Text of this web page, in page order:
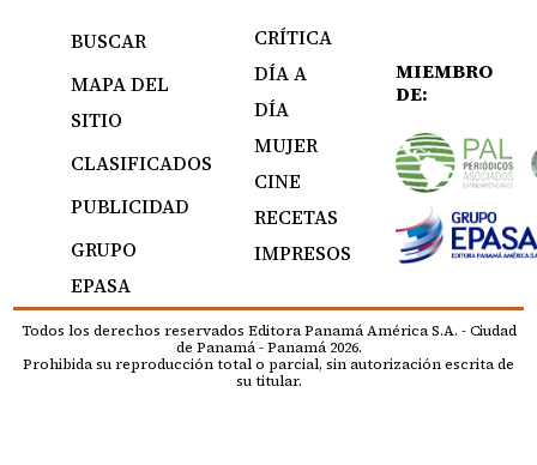
BUSCAR
MAPA DEL
SITIO
CLASIFICADOS
PUBLICIDAD
GRUPO
EPASA
CRÍTICA
DÍA A
DÍA
MUJER
CINE
RECETAS
IMPRESOS
MIEMBRO
DE:
Todos los derechos reservados Editora Panamá América S.A. - Ciudad
de Panamá - Panamá 2026.
Prohibida su reproducción total o parcial, sin autorización escrita de
su titular.